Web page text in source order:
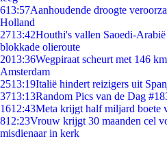
613:57Aanhoudende droogte
Holland
2713:42Houthi's vallen Saoedi-Arabië
blokkade olieroute
2013:36Wegpiraat scheurt met 146
Amsterdam
2513:19Italië hindert reizigers uit
3713:13Random Pics van de Dag
1612:43Meta krijgt half miljard boete
812:23Vrouw krijgt 30 maanden cel
misdienaar in kerk